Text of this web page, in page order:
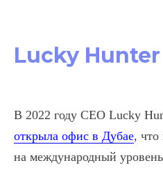
Lucky
В 2022 году CEO Lucky
открыла офис в Дубае, что
на международный